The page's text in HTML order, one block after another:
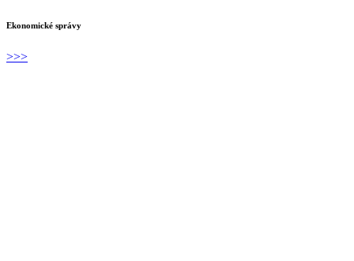
Ekonomické správy
>>>